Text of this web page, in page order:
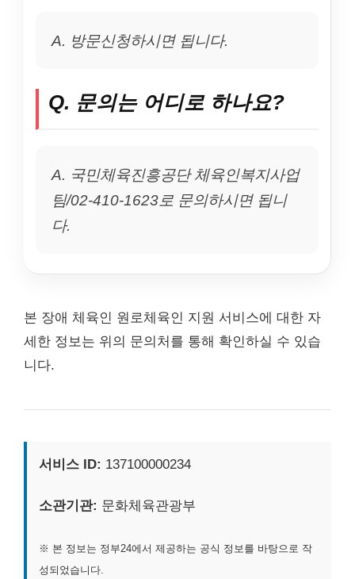
A. 방문신청하시면 됩니다.
Q. 문의는 어디로 하나요?
A. 국민체육진흥공단 체육인복지사업
팀/02-410-1623로 문의하시면 됩니
다.
본 장애 체육인 원로체육인 지원 서비스에 대한 자
세한 정보는 위의 문의처를 통해 확인하실 수 있습
니다.
서비스 ID: 137100000234
소관기관: 문화체육관광부
※ 본 정보는 정부24에서 제공하는 공식 정보를 바탕으로 작
성되었습니다.